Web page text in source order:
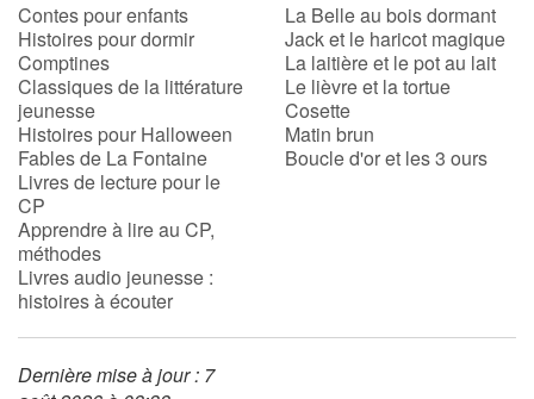
Contes pour enfants
Histoires pour dormir
Comptines
Classiques de la littérature
jeunesse
Histoires pour Halloween
Fables de La Fontaine
Livres de lecture pour le
CP
Apprendre à lire au CP,
méthodes
Livres audio jeunesse :
histoires à écouter
La Belle au bois dormant
Jack et le haricot magique
La laitière et le pot au lait
Le lièvre et la tortue
Cosette
Matin brun
Boucle d'or et les 3 ours
Dernière mise à jour : 7